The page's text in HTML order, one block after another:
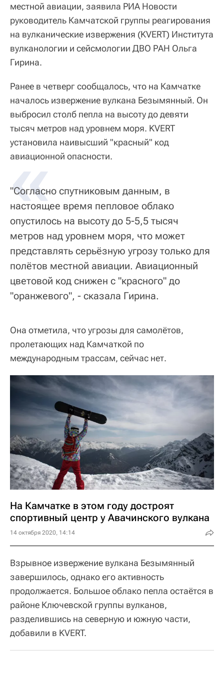
местной авиации, заявила РИА Новости
руководитель Камчатской группы реагирования
на вулканические извержения (KVERT) Института
вулканологии и сейсмологии ДВО РАН Ольга
Гирина.
Ранее в четверг сообщалось, что на Камчатке
началось извержение вулкана Безымянный. Он
выбросил столб пепла на высоту до девяти
тысяч метров над уровнем моря. KVERT
установила наивысший "красный" код
авиационной опасности.
«
"Согласно спутниковым данным, в
настоящее время пепловое облако
опустилось на высоту до 5-5,5 тысяч
метров над уровнем моря, что может
представлять серьёзную угрозу только для
полётов местной авиации. Авиационный
цветовой код снижен с "красного" до
"оранжевого", - сказала Гирина.
Она отметила, что угрозы для самолётов,
пролетающих над Камчаткой по
международным трассам, сейчас нет.
На Камчатке в этом году достроят
спортивный центр у Авачинского вулкана
14 октября 2020, 14:14
Взрывное извержение вулкана Безымянный
завершилось, однако его активность
продолжается. Большое облако пепла остаётся в
районе Ключевской группы вулканов,
разделившись на северную и южную части,
добавили в KVERT.